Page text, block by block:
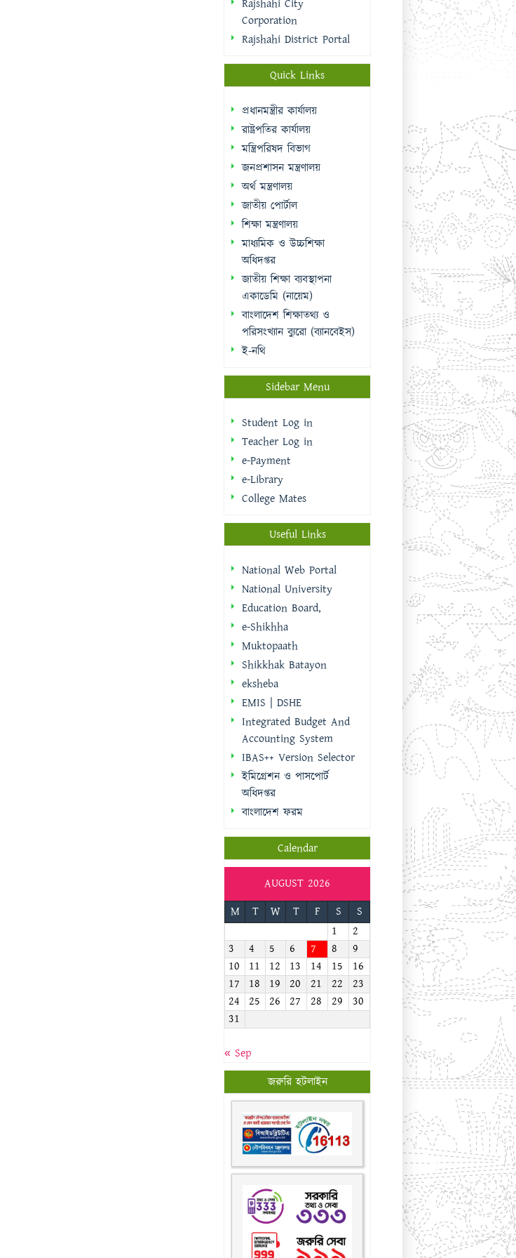
রাষ্ট্রপতির কার্যালয়
মন্ত্রিপরিষদ বিভাগ
অর্থ মন্ত্রণালয়
শিক্ষা মন্ত্রণালয়
মাধ্যমিক ও উচ্চশিক্ষা
অধিদপ্তর
জাতীয় শিক্ষা ব্যবস্থাপনা
একাডেমি (নায়েম)
বাংলাদেশ শিক্ষাতথ্য ও
পরিসংখ্যান ব্যুরো (ব্যানবেইস)
ই-নথি
Sidebar Menu
Student Log in
Teacher Log in
e-Payment
College Mates
Useful Links
National Web Portal
National University
Education Board,
Muktopaath
eksheba
EMIS | DSHE
Integrated Budget And
Accounting System
IBAS++ Version Selector
ইমিগ্রেশন ও পাসপোর্ট
অধিদপ্তর
বাংলাদেশ ফরম
Calendar
AUGUST 2026
T W
3
4 5 6 7 8
9
12 13 14
17 18 19 20 21 22
23
26 27 28
31
« Sep
জরুরি হটলাইন